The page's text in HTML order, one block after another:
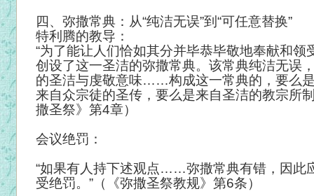
四、弥撒常典：从“纯洁无误”到“可任意替换”
特利腾的教导：
“为了能让人们恰如其分并毕恭毕敬地奉献和
创设了这一圣洁的弥撒常典。该常典纯洁无误
的圣洁与虔敬意味……构成这一常典的，要么
来自众宗徒的圣传，要么是来自圣洁的教宗所
撒圣祭》第4章）
会议绝罚：
“如果有人持下述观点……弥撒常典有错，因
受绝罚。”（《弥撒圣祭教规》第6条）